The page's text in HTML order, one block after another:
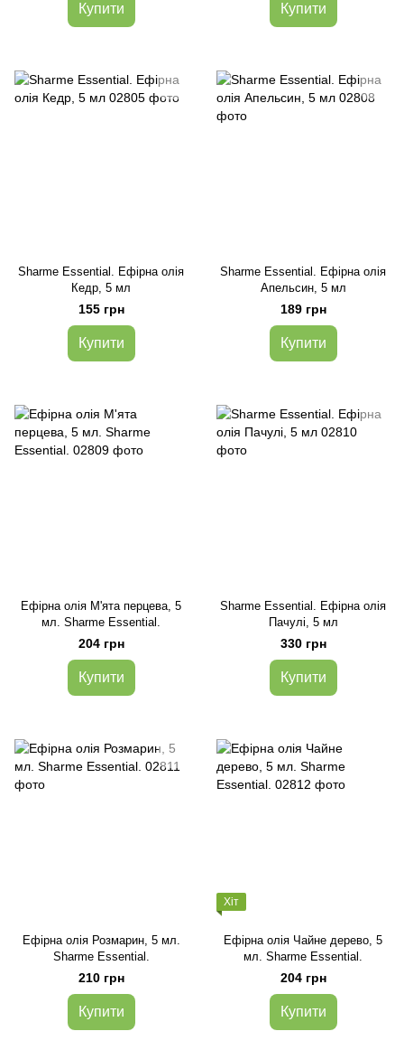
Купити Купити
Sharme Essential. Ефірна олія
Кедр, 5 мл
155 грн
Купити
Sharme Essential. Ефірна олія
Апельсин, 5 мл
189 грн
Купити
Ефірна олія М'ята перцева, 5
мл. Sharme Essential.
204 грн
Купити
Sharme Essential. Ефірна олія
Пачулі, 5 мл
330 грн
Купити
Ефірна олія Розмарин, 5 мл.
Sharme Essential.
210 грн
Купити
Хіт
Ефірна олія Чайне дерево, 5
мл. Sharme Essential.
204 грн
Купити